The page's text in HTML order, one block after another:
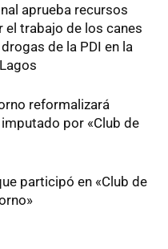
aprueba recursos
el trabajo de los canes
de la PDI en la
reformalizará
por «Club de
participó en «Club de